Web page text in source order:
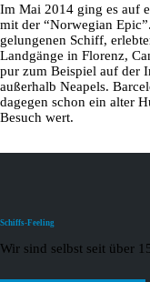
Im Mai 2014 ging es auf
mit der “Norwegian
gelungenen Schiff,
Landgänge in Florenz,
pur zum Beispiel auf der
außerhalb Neapels.
dagegen schon ein alter
Besuch wert.
Schiffs-Feeling
Wir sind selbst seit über